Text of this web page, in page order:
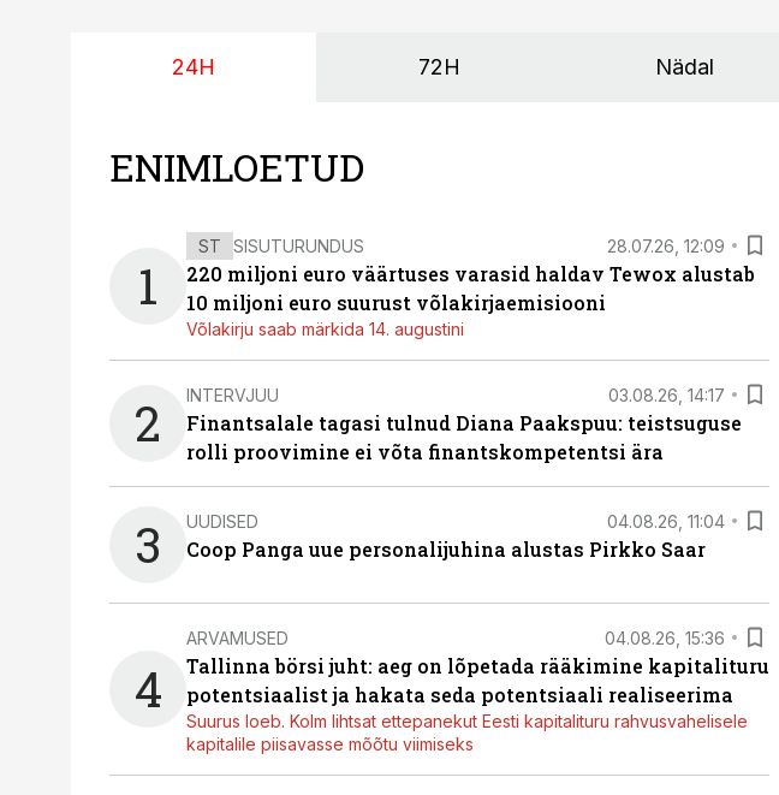
24H 72H Nädal
ENIMLOETUD
1
ST SISUTURUNDUS 28.07.26, 12:09
220 miljoni euro väärtuses varasid haldav Tewox alustab
10 miljoni euro suurust võlakirjaemisiooni
Võlakirju saab märkida 14. augustini
2 INTERVJUU 03.08.26, 14:17
Finantsalale tagasi tulnud Diana Paakspuu: teistsuguse
rolli proovimine ei võta finantskompetentsi ära
3 UUDISED 04.08.26, 11:04
Coop Panga uue personalijuhina alustas Pirkko Saar
4
ARVAMUSED 04.08.26, 15:36
Tallinna börsi juht: aeg on lõpetada rääkimine kapitalituru
potentsiaalist ja hakata seda potentsiaali realiseerima
Suurus loeb. Kolm lihtsat ettepanekut Eesti kapitalituru rahvusvahelisele
kapitalile piisavasse mõõtu viimiseks